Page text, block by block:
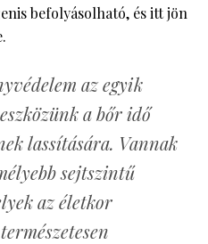
befolyásolható, és itt jön
az egyik
a bőr idő
lassítására. Vannak
sejtszintű
az életkor